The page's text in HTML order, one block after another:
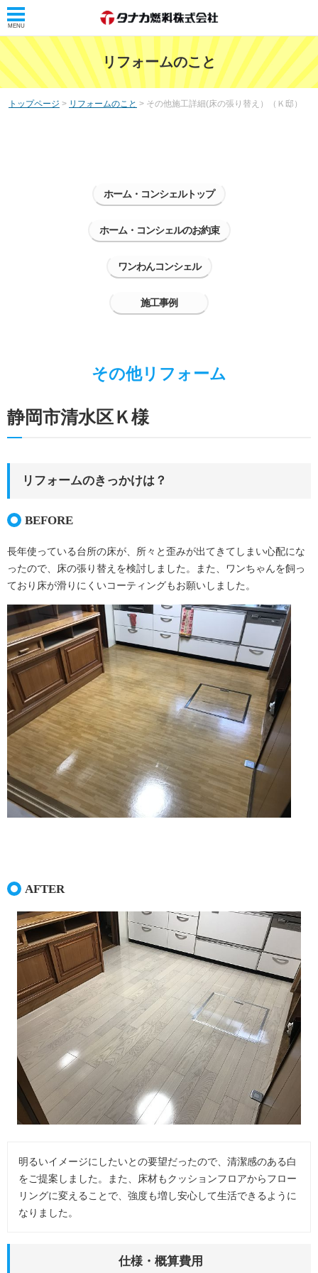
MENU
トップ
タナカ燃料株式会社
タナカレンジャー
ホーム・コンシェル
ホーム・コンシェルとは
施工事例
太陽熱って何？
太陽光発電のこと
暮らしのこと
LPガスのこと
LPガス料金
石油・SSのこと
車のこと
カー・コンシェル
車のこと
展示車両紹介
保険のこと
タナカの知恵袋
お問い合わせ
プライバシーポリシー
タナカのカード"tanaca"
お客様の声
リフォームのこと
トップページ > リフォームのこと > その他施工詳細(床の張り替え）（Ｋ邸）
ホーム・コンシェルトップ
ホーム・コンシェルのお約束
ワンわんコンシェル
施工事例
その他リフォーム
静岡市清水区Ｋ様
リフォームのきっかけは？
BEFORE
長年使っている台所の床が、所々と歪みが出てきてしまい心配にな
ったので、床の張り替えを検討しました。また、ワンちゃんを飼っ
ており床が滑りにくいコーティングもお願いしました。
AFTER
明るいイメージにしたいとの要望だったので、清潔感のある白
をご提案しました。また、床材もクッションフロアからフロー
リングに変えることで、強度も増し安心して生活できるように
なりました。
仕様・概算費用